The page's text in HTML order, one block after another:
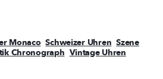
Monaco Schweizer Uhren Szene
Chronograph Vintage Uhren